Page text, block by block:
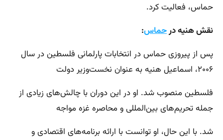
حماس، فعالیت کرد.
نقش هنیه درحماس:
پس از پیروزی حماس در انتخابات پارلمانی فلسطین در سال
۲۰۰۶، اسماعیل هنیه به عنوان نخست‌وزیر دولت
فلسطین منصوب شد. او در این دوران با چالش‌های زیادی از
جمله تحریم‌های بین‌المللی و محاصره غزه مواجه
شد. با این حال، او توانست با ارائه برنامه‌های اقتصادی و